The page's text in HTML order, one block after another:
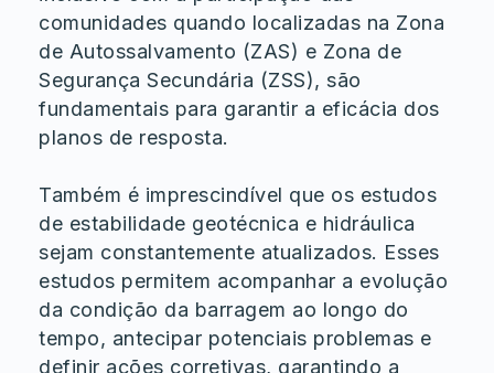
comunidades quando localizadas na Zona
de Autossalvamento (ZAS) e Zona de
Segurança Secundária (ZSS), são
fundamentais para garantir a eficácia dos
planos de resposta.
Também é imprescindível que os estudos
de estabilidade geotécnica e hidráulica
sejam constantemente atualizados. Esses
estudos permitem acompanhar a evolução
da condição da barragem ao longo do
tempo, antecipar potenciais problemas e
definir ações corretivas, garantindo a